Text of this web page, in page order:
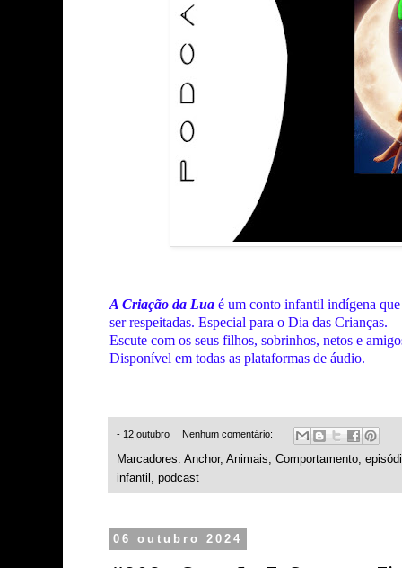
A Criação da Lua é um conto infantil indígena
ser respeitadas. Especial para o Dia das Crianças.
Escute com os seus filhos, sobrinhos, netos e
Disponível em todas as plataformas de áudio.
- 12 outubro Nenhum comentário:
Marcadores: Anchor, Animais Comportamento
infantil podcast
06 outubro 2024